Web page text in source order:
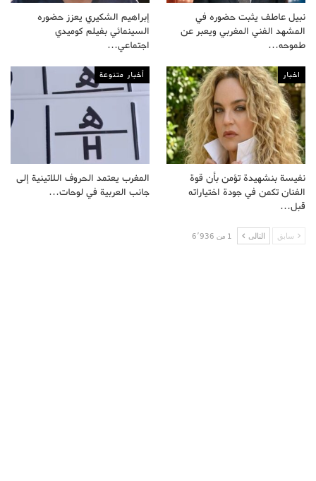
نبيل عاطف يثبت حضوره في
المشهد الفني المغربي ويعبر عن
طموحه…
إبراهيم الشكيري يعزز حضوره
السينمائي بفيلم كوميدي
اجتماعي…
اخبار
نفيسة بنشهيدة تؤمن بأن قوة
الفنان تكمن في جودة اختياراته
قبل…
أخبار متنوعة
المغرب يعتمد الحروف اللاتينية إلى
جانب العربية في لوحات…
سابق التالى 1 من 6٬936